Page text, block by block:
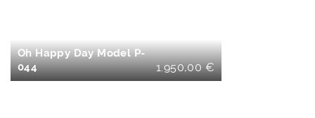
Oh Happy Day Model P-
044
1.950,00€